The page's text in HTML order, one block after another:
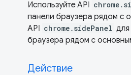
Используйте API
панели браузера рядом с
API chrome.sidePanel
браузера рядом с
Действие